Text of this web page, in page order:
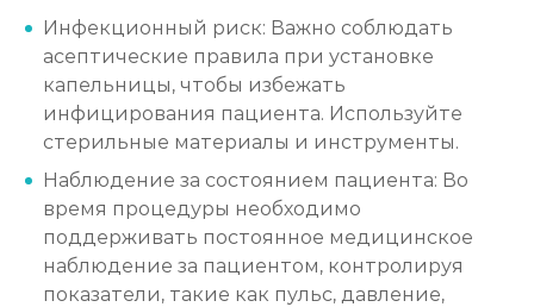
Инфекционный риск: Важно соблюдать
асептические правила при установке
капельницы, чтобы избежать
инфицирования пациента. Используйте
стерильные материалы и инструменты.
Наблюдение за состоянием пациента: Во
время процедуры необходимо
поддерживать постоянное медицинское
наблюдение за пациентом, контролируя
показатели, такие как пульс, давление,